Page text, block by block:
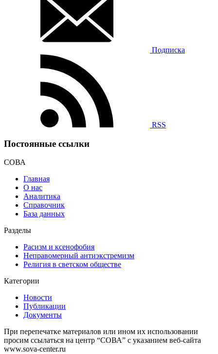
Подписка
RSS
Постоянные ссылки
СОВА
Главная
О нас
Аналитика
Справочник
База данных
Разделы
Расизм и ксенофобия
Неправомерный антиэкстремизм
Религия в светском обществе
Категории
Новости
Публикации
Документы
При перепечатке материалов или ином их использовании
просим ссылаться на центр “СОВА” с указанием веб-сайта
www.sova-center.ru